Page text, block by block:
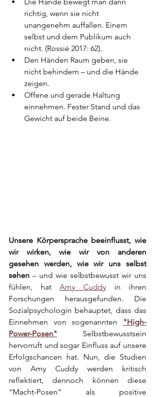
richtig, wenn sie nicht
unangenehm auffallen. Einem
selbst und dem Publikum auch
nicht. (Rossié 2017: 62).
Den Händen Raum geben, sie
nicht behindern – und die Hände
zeigen.
Offene und gerade Haltung
einnehmen. Fester Stand und das
Gewicht auf beide Beine.
Unsere Körpersprache beeinflusst, wie
wir wirken, wie wir von anderen
gesehen werden, wie wir uns selbst
sehen – und wie selbstbewusst wir uns
fühlen, hat Amy Cuddy in ihren
Forschungen herausgefunden. Die
Sozialpsychologin behauptet, dass das
Einnehmen von sogenannten
"High-
Power-Posen" Selbstbewusstsein
hervorruft und sogar Einfluss auf unsere
Erfolgschancen hat. Nun, die Studien
von Amy Cuddy werden kritisch
reflektiert, dennoch können diese
"Macht-Posen" als positive